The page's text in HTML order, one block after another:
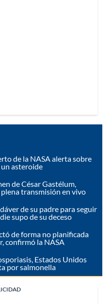
de la NASA alerta sobre
asteroide
de César Gastélum,
transmisión en vivo
de su padre para seguir
supo de su deceso
de forma no planificada
confirmó la NASA
Estados Unidos
por salmonella